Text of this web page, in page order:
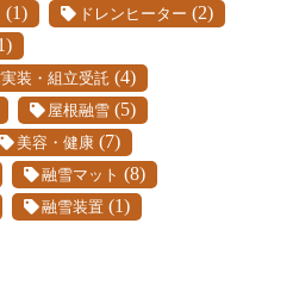
(1) ドレンヒーター (2)
装・組立受託 (4)
屋根融雪 (5)
美容・健康 (7)
融雪マット (8)
融雪装置 (1)